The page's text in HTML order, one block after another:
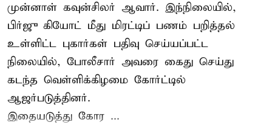
முன்னாள் கவுன்சிலர் ஆவார். இந்நிலையில்,
பிர்ஜு கியோட் மீது மிரட்டிப் பணம் பறித்தல்
உள்ளிட்ட புகார்கள் பதிவு செய்யப்பட்ட
நிலையில், போலீசார் அவரை கைது செய்து
கடந்த வெள்ளிக்கிழமை கோர்ட்டில்
ஆஜர்படுத்தினர்.
இதையடுத்து கோர ...